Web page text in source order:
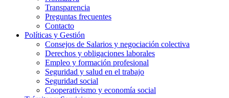
Transparencia
Preguntas frecuentes
Contacto
Políticas y Gestión
Consejos de Salarios y negociación colectiva
Derechos y obligaciones laborales
Empleo y formación profesional
Seguridad y salud en el trabajo
Seguridad social
Cooperativismo y economía social